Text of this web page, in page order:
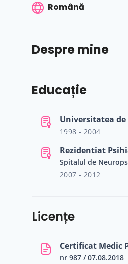
Română
Despre mine
Educație
Universitatea
1998 - 2004
Rezidentiat
Spitalul de
2007 - 2012
Licențe
Certificat Medic
nr 987 / 07.08.2018